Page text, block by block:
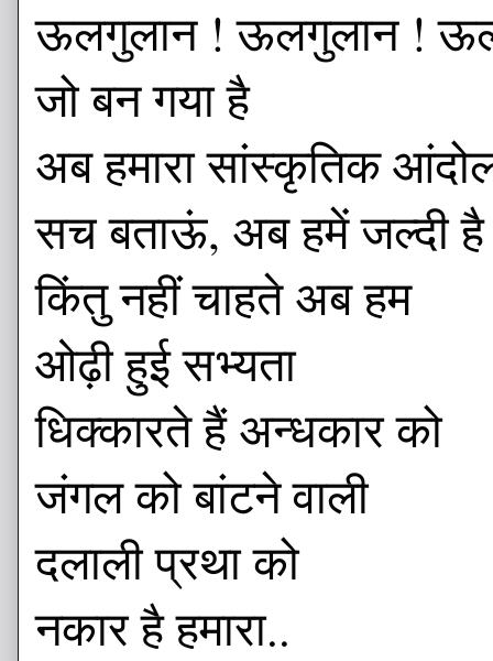
ऊलगुलान ! ऊलगुलान !
जो बन गया है
अब हमारा सांस्कृतिक
सच बताऊं, अब हमें जल्दी है
किंतु नहीं चाहते अब हम
ओढ़ी हुई सभ्यता
धिक्कारते हैं अन्धकार को
जंगल को बांटने वाली
दलाली प्रथा को
नकार है हमारा..